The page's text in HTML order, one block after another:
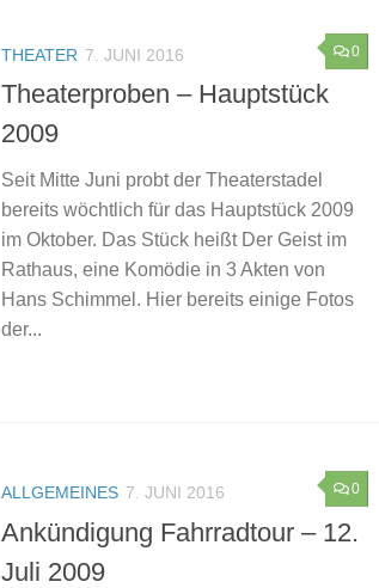
0
THEATER 7. JUNI 2016
Theaterproben – Hauptstück
2009
Seit Mitte Juni probt der Theaterstadel
bereits wöchtlich für das Hauptstück 2009
im Oktober. Das Stück heißt Der Geist im
Rathaus, eine Komödie in 3 Akten von
Hans Schimmel. Hier bereits einige Fotos
der...
0
ALLGEMEINES 7. JUNI 2016
Ankündigung Fahrradtour – 12.
Juli 2009